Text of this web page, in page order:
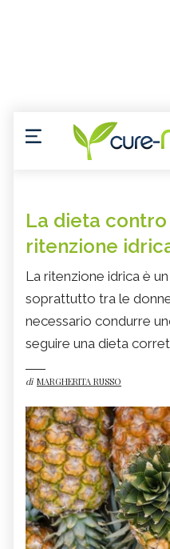
La dieta
ritenzione
La ritenzione idrica è
soprattutto tra le
necessario condurre
seguire una dieta
di MARGHERITA RUSSO